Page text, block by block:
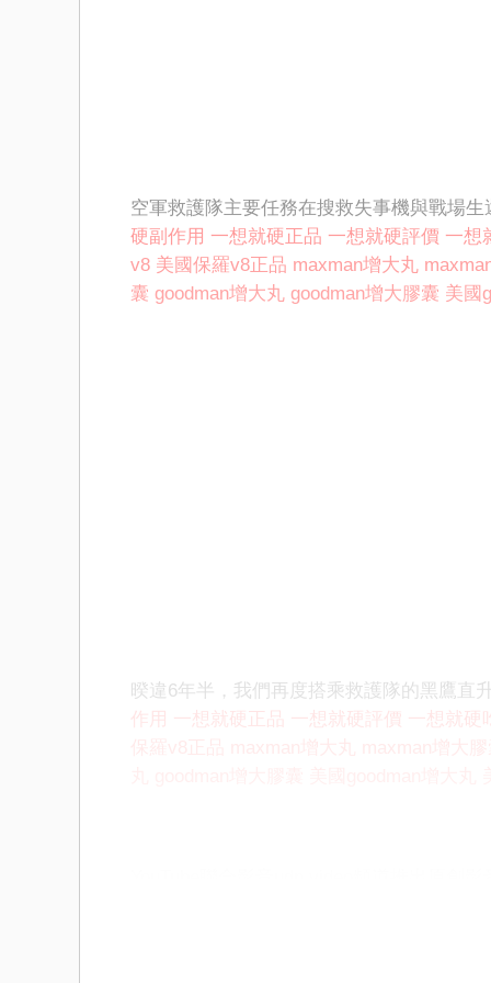
空軍救護隊主要任務在搜救失事機與戰場
硬副作用 一想就硬正品 一想就硬評價 一想
v8 美國保羅v8正品 maxman增大丸
囊 goodman增大丸 goodman增大膠囊 美國
暌違6年半，我們再度搭乘救護隊的黑鷹直
作用 一想就硬正品 一想就硬評價 一想就硬